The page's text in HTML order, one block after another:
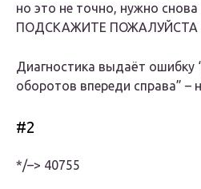
но это не точно, нужно снова
ПОДСКАЖИТЕ ПОЖАЛУЙСТА
Диагностика выдаёт ошибку
оборотов впереди справа” –
#2
*/–> 40755